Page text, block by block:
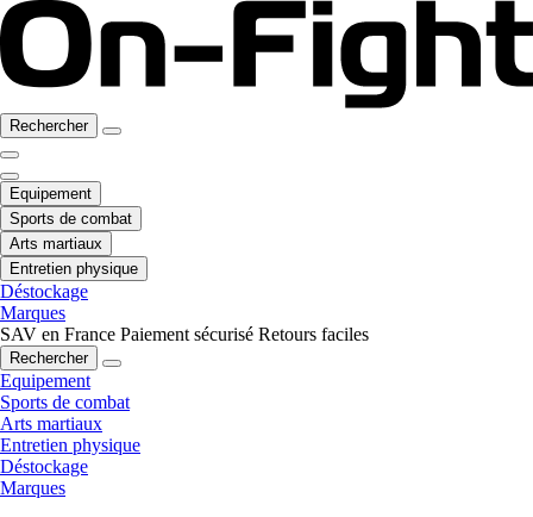
Rechercher
Equipement
Sports de combat
Arts martiaux
Entretien physique
Déstockage
Marques
SAV en France Paiement sécurisé Retours faciles
Rechercher
Equipement
Sports de combat
Arts martiaux
Entretien physique
Déstockage
Marques